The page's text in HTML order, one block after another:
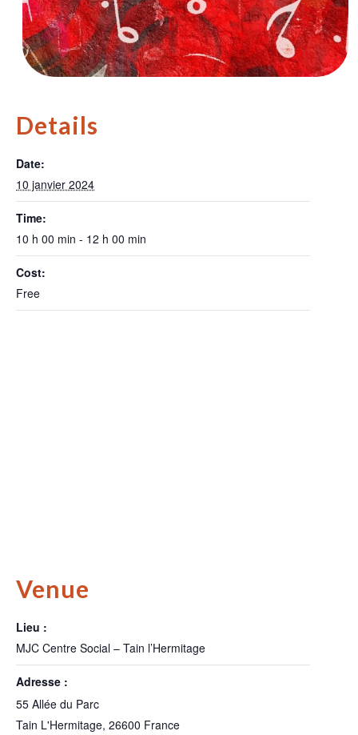
Details
Date:
10 janvier 2024
Time:
10 h 00 min - 12 h 00 min
Cost:
Free
Venue
Lieu :
MJC Centre Social – Tain l’Hermitage
Adresse :
55 Allée du Parc
Tain L'Hermitage, 26600 France